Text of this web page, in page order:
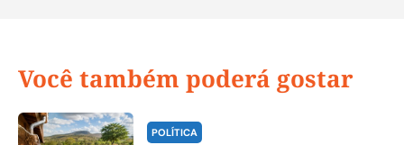
Você também poderá gostar
POLÍTICA